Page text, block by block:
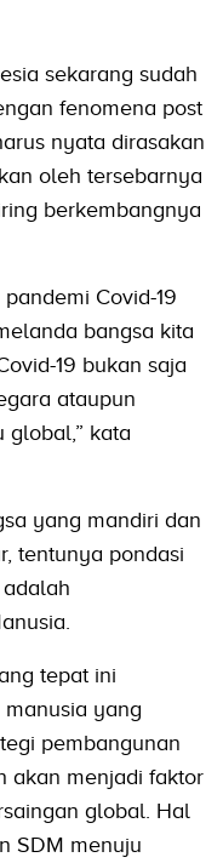
sekarang sudah
fenomena post
nyata dirasakan
oleh tersebarnya
berkembangnya
Covid-19
bangsa kita
19 bukan saja
ataupun
global,” kata
yang mandiri dan
tentunya pondasi
tepat ini
yang
pembangunan
akan menjadi faktor
global. Hal
SDM menuju